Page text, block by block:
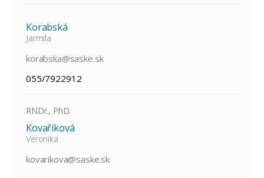
Korabská
Jarmila
korabska@saske.sk
055/7922912
RNDr., PhD.
Kovaříková
Veronika
kovarikova@saske.sk